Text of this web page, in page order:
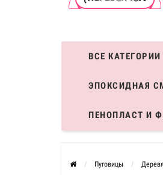
ВСЕ КАТЕГОРИИ
ЭПОКСИДНАЯ
ПЕНОПЛАСТ И
Пуговицы